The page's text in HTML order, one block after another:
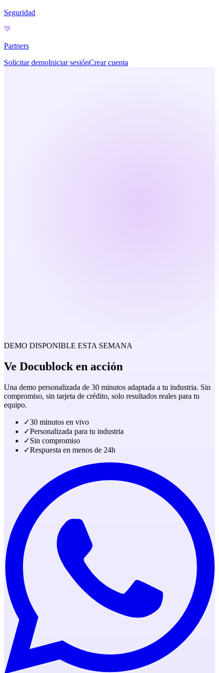
Seguridad
Partners
Solicitar demoIniciar sesiónCrear cuenta
DEMO DISPONIBLE ESTA SEMANA
Ve Docublock en acción
Una demo personalizada de 30 minutos adaptada a tu industria. Sin
compromiso, sin tarjeta de crédito, solo resultados reales para tu
equipo.
✓30 minutos en vivo
✓Personalizada para tu industria
✓Sin compromiso
✓Respuesta en menos de 24h